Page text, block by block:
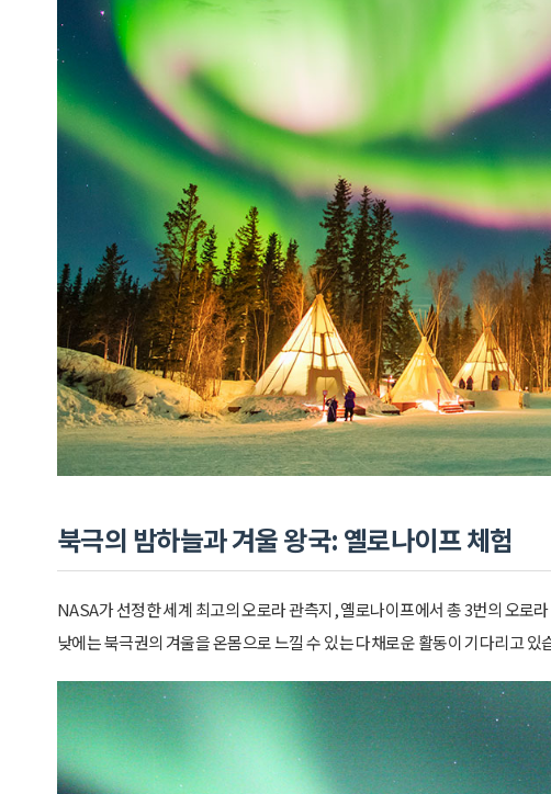
북극의 밤하늘과 겨울 왕국: 옐로나이프 체험
NASA가 선정한 세계 최고의 오로라 관측지, 옐로나이프에서 총 3번의 오로
낮에는 북극권의 겨울을 온몸으로 느낄 수 있는 다채로운 활동이 기다리고 있